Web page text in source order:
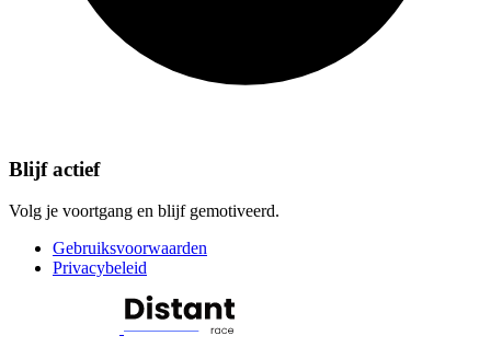
Blijf actief
Volg je voortgang en blijf gemotiveerd.
Gebruiksvoorwaarden
Privacybeleid